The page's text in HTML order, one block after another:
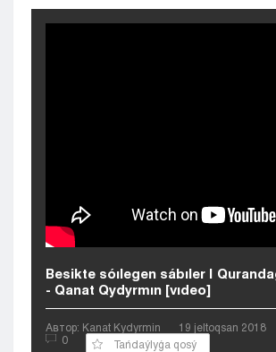
Shymkent
Besikte sóılegen sábıler |
- Qanat Qydyrmın [vıdeo]
Автор: Kanat Kydyrmin 19 jeltoqsan 2018
0
Tańdaýlyǵa qosý